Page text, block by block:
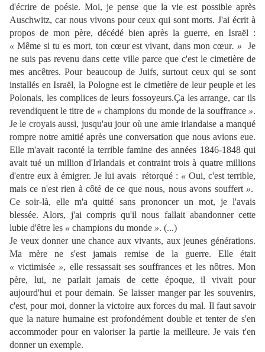
d'écrire de poésie. Moi, je pense que la vie est possible après
Auschwitz, car nous vivons pour ceux qui sont morts. J'ai écrit à
propos de mon père, décédé bien après la guerre, en Israël :
« Même si tu es mort, ton cœur est vivant, dans mon cœur. » Je
ne suis pas revenu dans cette ville parce que c'est le cimetière de
mes ancêtres. Pour beaucoup de Juifs, surtout ceux qui se sont
installés en Israël, la Pologne est le cimetière de leur peuple et les
Polonais, les complices de leurs fossoyeurs.Ça les arrange, car ils
revendiquent le titre de «champions du monde de la souffrance».
Je le croyais aussi, jusqu'au jour où une amie irlandaise a manqué
rompre notre amitié après une conversation que nous avions eue.
Elle m'avait raconté la terrible famine des années 1846-1848 qui
avait tué un million d'Irlandais et contraint trois à quatre millions
d'entre eux à émigrer. Je lui avais rétorqué : « Oui, c'est terrible,
mais ce n'est rien à côté de ce que nous, nous avons souffert».
Ce soir-là, elle m'a quitté sans prononcer un mot, je l'avais
blessée. Alors, j'ai compris qu'il nous fallait abandonner cette
lubie d'être les « champions du monde ». (...)
Je veux donner une chance aux vivants, aux jeunes générations.
Ma mère ne s'est jamais remise de la guerre. Elle était
«victimisée », elle ressassait ses souffrances et les nôtres. Mon
père, lui, ne parlait jamais de cette époque, il vivait pour
aujourd'hui et pour demain. Se laisser manger par les souvenirs,
c'est, pour moi, donner la victoire aux forces du mal. Il faut savoir
que la nature humaine est profondément double et tenter de s'en
accommoder pour en valoriser la partie la meilleure. Je vais t'en
donner un exemple.